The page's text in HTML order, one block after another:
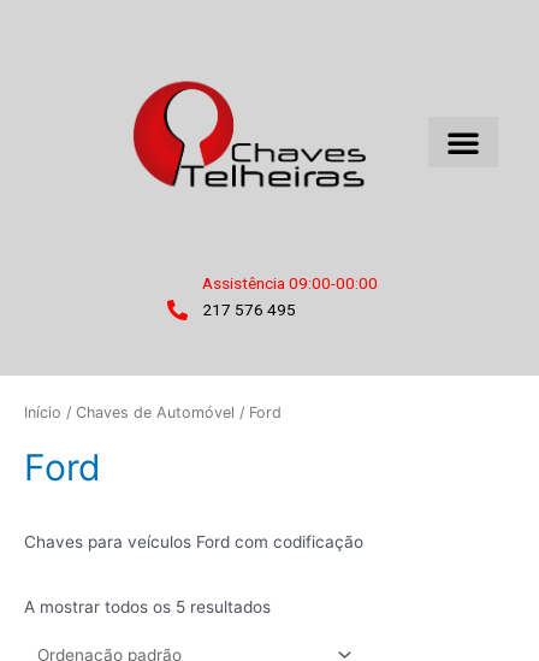
Assistência 09:00-00:00
217 576 495
Início / Chaves de Automóvel / Ford
Ford
Chaves para veículos Ford com codificação
A mostrar todos os 5 resultados